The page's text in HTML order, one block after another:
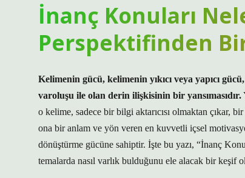
İnanç Konuları
Perspektifinden
Kelimenin gücü, kelimenin yıkıcı veya yapıcı
varoluşu ile olan derin ilişkisinin bir yansımasıdır.
o kelime, sadece bir bilgi aktarıcısı olmaktan çıkar,
ona bir anlam ve yön veren en kuvvetli içsel
dönüştürme gücüne sahiptir. İşte bu yazı, “İnanç
temalarda nasıl varlık bulduğunu ele alacak bir keşif